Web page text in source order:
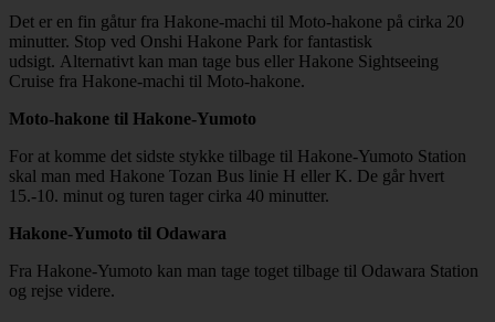
Det er en fin gåtur fra Hakone-machi til Moto-hakone på cirka 20
minutter. Stop ved Onshi Hakone Park for fantastisk
udsigt. Alternativt kan man tage bus eller Hakone Sightseeing
Cruise fra Hakone-machi til Moto-hakone.
Moto-hakone til Hakone-Yumoto
For at komme det sidste stykke tilbage til Hakone-Yumoto Station
skal man med Hakone Tozan Bus linie H eller K. De går hvert
15.-10. minut og turen tager cirka 40 minutter.
Hakone-Yumoto til Odawara
Fra Hakone-Yumoto kan man tage toget tilbage til Odawara Station
og rejse videre.